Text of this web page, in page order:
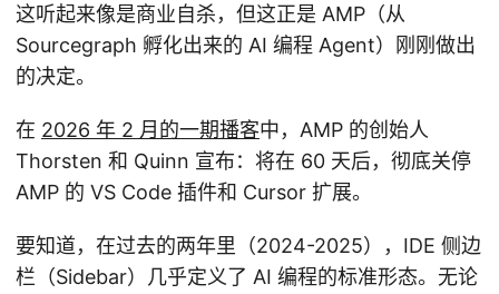
这听起来像是商业自杀，但这正是 AMP（从
Sourcegraph 孵化出来的 AI 编程 Agent）刚刚做出
的决定。
在 2026 年 2 月的一期播客中，AMP 的创始人
Thorsten 和 Quinn 宣布：将在 60 天后，彻底关停
AMP 的 VS Code 插件和 Cursor 扩展。
要知道，在过去的两年里（2024-2025），IDE 侧边
栏（Sidebar）几乎定义了 AI 编程的标准形态。无论